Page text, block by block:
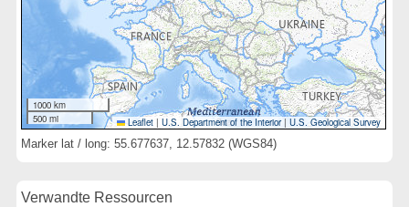
1000 km
500 mi
Leaflet | U.S. Department of the Interior|U.S. Geological Survey
Marker lat / long: 55.677637, 12.57832 (WGS84)
Verwandte Ressourcen